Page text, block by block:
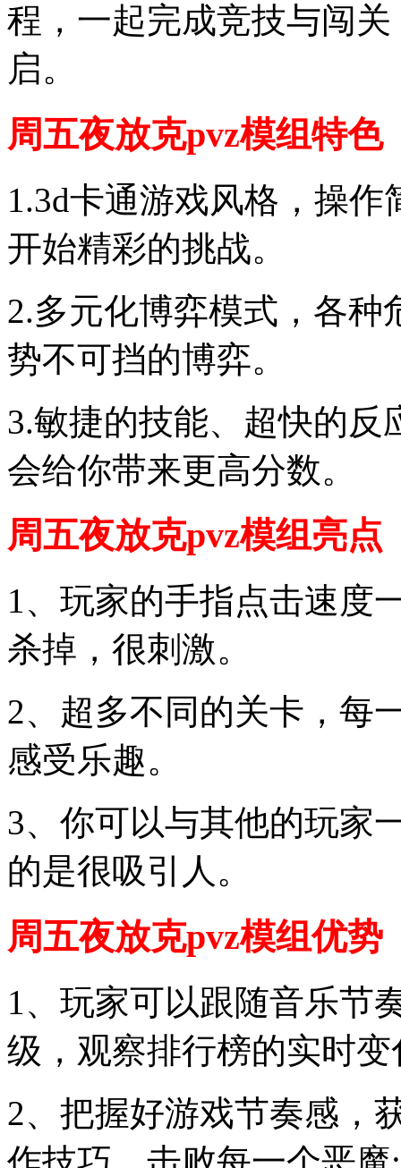
程，一起完成竞技与闯
启。
周五夜放克pvz模组特色
1.3d卡通游戏风格，操
开始精彩的挑战。
2.多元化博弈模式，各
势不可挡的博弈。
3.敏捷的技能、超快的
会给你带来更高分数。
周五夜放克pvz模组亮点
1、玩家的手指点击速度
杀掉，很刺激。
2、超多不同的关卡，每
感受乐趣。
3、你可以与其他的玩家
的是很吸引人。
周五夜放克pvz模组优势
1、玩家可以跟随音乐节
级，观察排行榜的实时变
2、把握好游戏节奏感，